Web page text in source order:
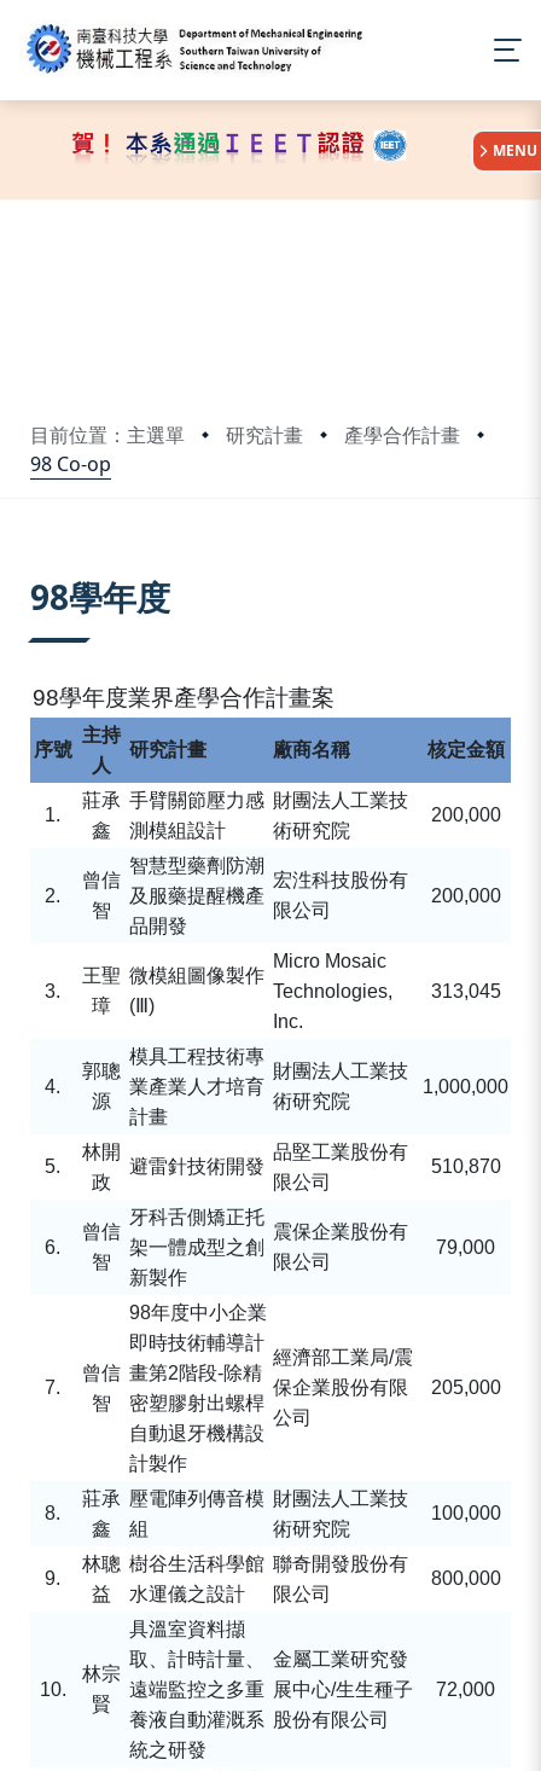
目前位置：主選單 研究計畫
產學合作計畫
98 Co-op
:::
MENU
98學年度
98學年度業界產學合作計畫案
序號
主持
人
研究計畫 廠商名稱 核定金額
1.
莊承
鑫
手臂關節壓力感
測模組設計
財團法人工業技
術研究院
200,000
2.
曾信
智
智慧型藥劑防潮
及服藥提醒機產
品開發
宏泩科技股份有
限公司
200,000
3.
王聖
璋
微模組圖像製作
(
)
Micro Mosaic
Technologies,
Inc.
313,045
4.
郭聰
源
模具工程技術專
業產業人才培育
計畫
財團法人工業技
術研究院
1,000,000
5.
林開
政
避雷針技術開發
品堅工業股份有
限公司
510,870
6.
曾信
智
牙科舌側矯正托
架一體成型之創
新製作
震保企業股份有
限公司
79,000
7.
曾信
智
98年度中小企業
即時技術輔導計
畫第2階段-除精
密塑膠射出螺桿
自動退牙機構設
計製作
經濟部工業局/震
保企業股份有限
公司
205,000
8.
莊承
鑫
壓電陣列傳音模
組
財團法人工業技
術研究院
100,000
9.
林聰
益
樹谷生活科學館
水運儀之設計
聯奇開發股份有
限公司
800,000
10.
林宗
賢
具溫室資料擷
取、計時計量、
遠端監控之多重
養液自動灌溉系
統之研發
金屬工業研究發
展中心/生生種子
股份有限公司
72,000